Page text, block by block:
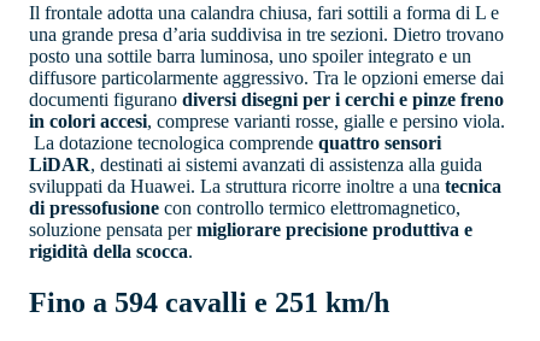
Il frontale adotta una calandra chiusa, fari sottili a forma di L e
una grande presa d’aria suddivisa in tre sezioni. Dietro trovano
posto una sottile barra luminosa, uno spoiler integrato e un
diffusore particolarmente aggressivo. Tra le opzioni emerse dai
documenti figurano diversi disegni per i cerchi e pinze freno
in colori accesi, comprese varianti rosse, gialle e persino viola.
La dotazione tecnologica comprende quattro sensori
LiDAR, destinati ai sistemi avanzati di assistenza alla guida
sviluppati da Huawei. La struttura ricorre inoltre a una tecnica
di pressofusione con controllo termico elettromagnetico,
soluzione pensata permigliorare precisione produttiva e
rigidità della scocca.
Fino a 594 cavalli e 251 km/h